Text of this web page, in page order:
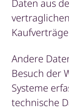
Daten aus
Andere
Besuch der
Systeme
technische